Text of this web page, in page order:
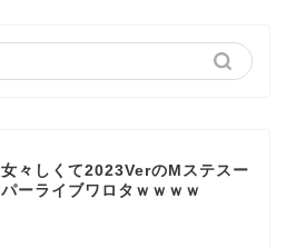
女々しくて2023VerのMステスー
パーライブワロタｗｗｗｗ